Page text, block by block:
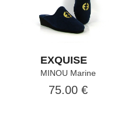
EXQUISE
MINOU Marine
75.00 €